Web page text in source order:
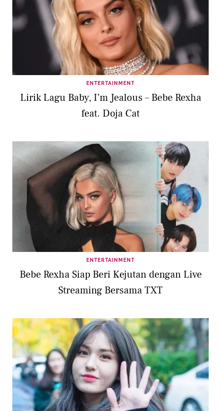
ENTERTAINMENT
Lirik Lagu Baby, I’m Jealous – Bebe Rexha
feat. Doja Cat
ENTERTAINMENT
Bebe Rexha Siap Beri Kejutan dengan Live
Streaming Bersama TXT